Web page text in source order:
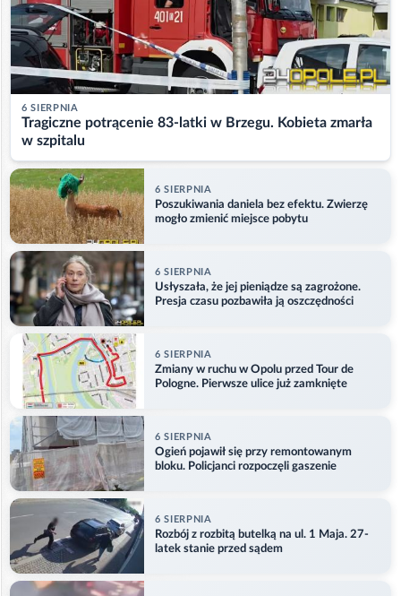
6 SIERPNIA
Tragiczne potrącenie 83-latki w Brzegu. Kobieta zmarła
w szpitalu
6 SIERPNIA
Poszukiwania daniela bez efektu. Zwierzę
mogło zmienić miejsce pobytu
6 SIERPNIA
Usłyszała, że jej pieniądze są zagrożone.
Presja czasu pozbawiła ją oszczędności
6 SIERPNIA
Zmiany w ruchu w Opolu przed Tour de
Pologne. Pierwsze ulice już zamknięte
6 SIERPNIA
Ogień pojawił się przy remontowanym
bloku. Policjanci rozpoczęli gaszenie
6 SIERPNIA
Rozbój z rozbitą butelką na ul. 1 Maja. 27-
latek stanie przed sądem